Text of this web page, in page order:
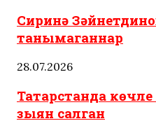
Сиринә
танымаганнар
28.07.2026
Татарстанда
зыян салган